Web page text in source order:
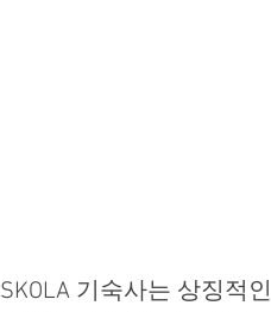
SKOLA 기숙사는 상징적인